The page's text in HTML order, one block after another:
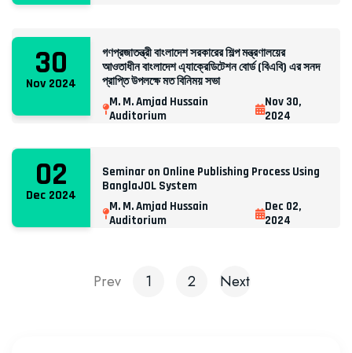
30
Nov 2024
গণপ্রজাতন্ত্রী বাংলাদেশ সরকারের শিল্প মন্ত্রণালয়ের
আওতাধীন বাংলাদেশ এ্যাক্রেডিটেশন বোর্ড (বিএবি) এর সনদ
প্রাপ্তি উপলক্ষে মত বিনিময় সভা
M. M. Amjad Hussain
Auditorium
Nov 30,
2024
02
Dec 2024
Seminar on Online Publishing Process Using
BanglaJOL System
M. M. Amjad Hussain
Auditorium
Dec 02,
2024
Prev 1 2 Next